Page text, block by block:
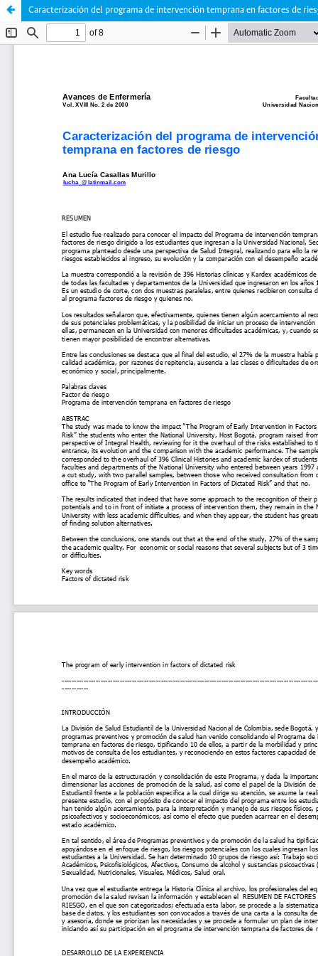
Caracterización del programa de intervención temprana en factores de